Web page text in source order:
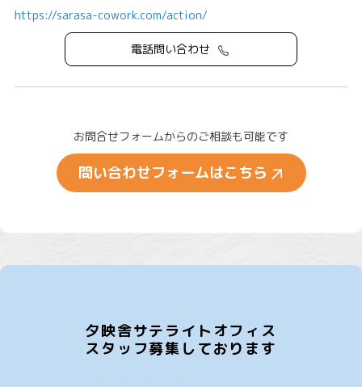
https://sarasa-cowork.com/action/
電話問い合わせ
お問合せフォームからのご相談も可能です
問い合わせフォームはこちら
夕映舎サテライトオフィス
スタッフ募集しております